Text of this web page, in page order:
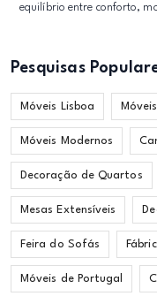
equilíbrio entre conforto,
Pesquisas
Móveis Lisboa
Móveis Modernos
Decoração de Quartos
Mesas Extensíveis
Feira do Sofás
Móveis de Portugal